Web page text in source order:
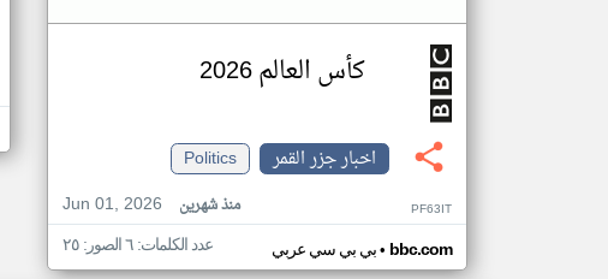
كأس العالم 2026
اخبار جزر القمر
Politics
Jun 01, 2026
منذ شهرين PF63IT
بي بي سي عربي• bbc.com عدد الكلمات: ٦ الصور: ٢٥